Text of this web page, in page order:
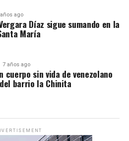
ago
Díaz sigue sumando en la
María
7 años ago
cuerpo sin vida de venezolano
barrio la Chinita